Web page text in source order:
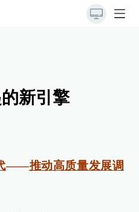
新引擎
——推动高质量发展调